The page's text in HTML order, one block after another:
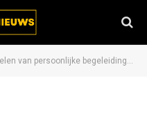
persoonlijke begeleiding bij een zwembad aanschaffen